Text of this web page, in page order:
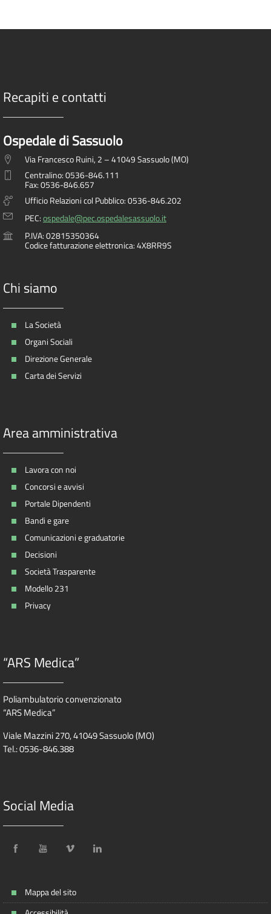
Recapiti e contatti
Ospedale di Sassuolo
Via Francesco Ruini, 2 – 41049 Sassuolo (MO)
Centralino: 0536-846.111
Fax: 0536-846.657
Ufficio Relazioni col Pubblico: 0536-846.202
PEC:ospedale@pec.ospedalesassuolo.it
P.IVA: 02815350364
Codice fatturazione elettronica: 4X8RR9S
Chi siamo
La Società
Organi Sociali
Direzione Generale
Carta dei Servizi
Area amministrativa
Lavora con noi
Concorsi e avvisi
Portale Dipendenti
Bandi e gare
Comunicazioni e graduatorie
Decisioni
Società Trasparente
Modello 231
Privacy
“ARS Medica”
Poliambulatorio convenzionato
“ARS Medica”
Viale Mazzini 270, 41049 Sassuolo (MO)
Tel.: 0536-846.388
Social Media
Mappa del sito